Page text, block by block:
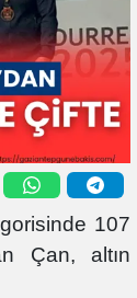
107
Çan, altın